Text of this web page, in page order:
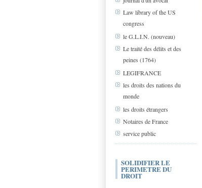
Law library of the US
congress
le G.L.I.N. (nouveau)
Le traité des délits et des
peines (1764)
LEGIFRANCE
les droits des nations du
monde
les droits étrangers
Notaires de France
service public
SOLIDIFIER LE
PERIMETRE DU
DROIT